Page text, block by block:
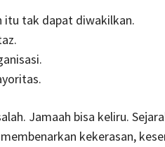
itu tak dapat diwakilkan.
Jamaah bisa keliru.
kekerasan,